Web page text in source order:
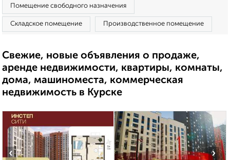
Помещение свободного назначения
Складское помещение Производственное помещение
Свежие, новые объявления о продаже,
аренде недвижимости, квартиры, комнаты,
дома, машиноместа, коммерческая
недвижимость в Курске
‹ ›